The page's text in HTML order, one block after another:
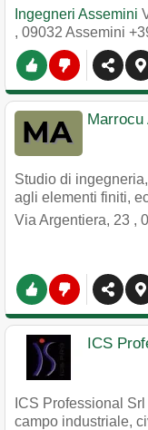
Ingegneri Assemini
, 09032 Assemini
Marrocu
Studio di
agli elementi finiti,
Via Argentiera, 23 ,
ICS
ICS Professional
campo industriale,